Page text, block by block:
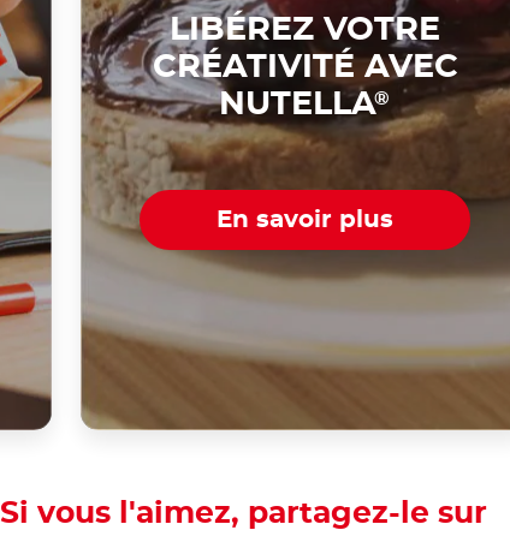
LIBÉREZ VOTRE
CRÉATIVITÉ AVEC
NUTELLA®
En savoir plus
Si vous l'aimez, partagez-le sur